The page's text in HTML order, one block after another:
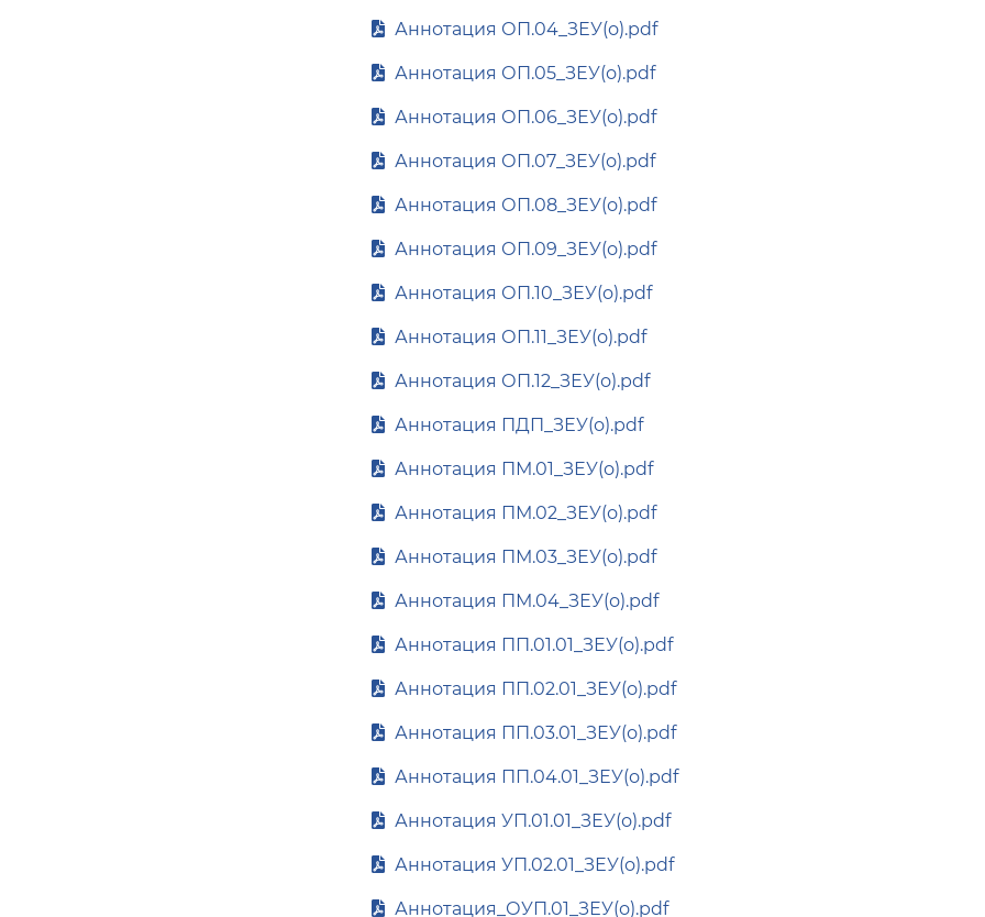
Аннотация ОП.04_ЗЕУ(о).pdf
Аннотация ОП.05_ЗЕУ(о).pdf
Аннотация ОП.06_ЗЕУ(о).pdf
Аннотация ОП.07_ЗЕУ(о).pdf
Аннотация ОП.08_ЗЕУ(о).pdf
Аннотация ОП.09_ЗЕУ(о).pdf
Аннотация ОП.10_ЗЕУ(о).pdf
Аннотация ОП.11_ЗЕУ(о).pdf
Аннотация ОП.12_ЗЕУ(о).pdf
Аннотация ПДП_ЗЕУ(о).pdf
Аннотация ПМ.01_ЗЕУ(о).pdf
Аннотация ПМ.02_ЗЕУ(о).pdf
Аннотация ПМ.03_ЗЕУ(о).pdf
Аннотация ПМ.04_ЗЕУ(о).pdf
Аннотация ПП.01.01_ЗЕУ(о).pdf
Аннотация ПП.02.01_ЗЕУ(о).pdf
Аннотация ПП.03.01_ЗЕУ(о).pdf
Аннотация ПП.04.01_ЗЕУ(о).pdf
Аннотация УП.01.01_ЗЕУ(о).pdf
Аннотация УП.02.01_ЗЕУ(о).pdf
Аннотация_ОУП.01_ЗЕУ(о).pdf